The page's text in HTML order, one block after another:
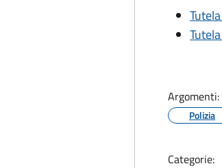
Argomenti:
Polizia
Categorie: